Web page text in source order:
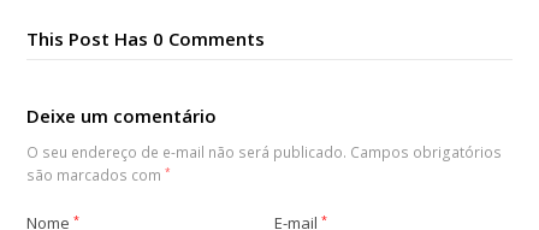
This Post Has 0 Comments
Deixe um comentário
O seu endereço de e-mail não será publicado. Campos obrigatórios
são marcados com*
Nome* E-mail*